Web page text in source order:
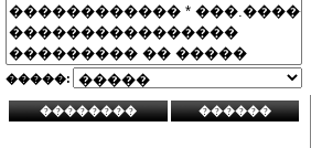
�����: